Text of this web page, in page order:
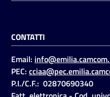
CONTATTI
Email:
PEC:
P.I./C.F.: 02870690340